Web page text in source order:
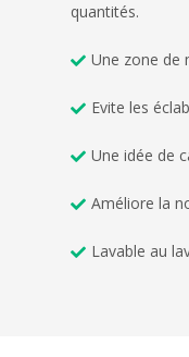
quantités.
Une zone de
Evite les
Une idée de
Améliore la
Lavable au